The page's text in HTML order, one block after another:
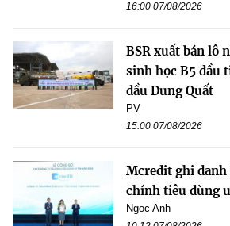
16:00 07/08/2026
BSR xuất bán lô
sinh học B5 đầu
dầu Dung Quất
PV
15:00 07/08/2026
Mcredit ghi danh
chính tiêu dùng
Ngọc Anh